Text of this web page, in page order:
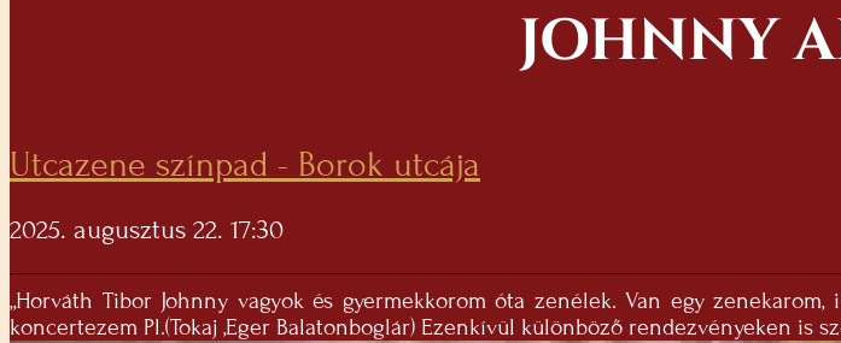
JOHNNY
Utcazene színpad - Borok utcája
2025. augusztus 22. 17:30
„Horváth Tibor Johnny vagyok és gyermekkorom óta zenélek. Van egy
koncertezem Pl.(Tokaj ,Eger Balatonboglár) Ezenkívül különböző rendezvényeken is